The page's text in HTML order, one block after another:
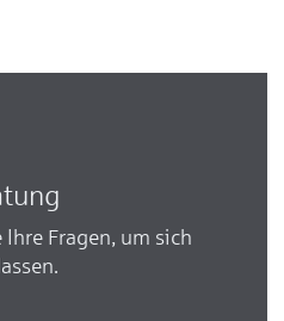
Ihre Fragen, um sich